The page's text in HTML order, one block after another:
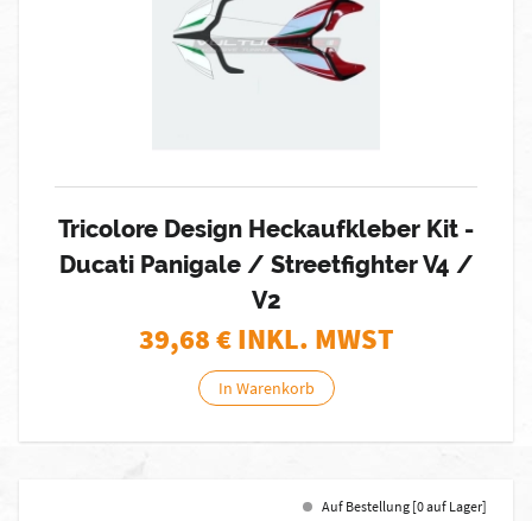
Tricolore Design Heckaufkleber Kit -
Ducati Panigale / Streetfighter V4 /
V2
39,68€ INKL. MWST
In Warenkorb
Auf Bestellung [0 auf Lager]